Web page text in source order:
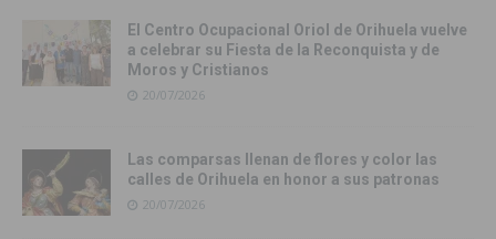
El Centro Ocupacional Oriol de Orihuela vuelve
a celebrar su Fiesta de la Reconquista y de
Moros y Cristianos
20/07/2026
Las comparsas llenan de flores y color las
calles de Orihuela en honor a sus patronas
20/07/2026